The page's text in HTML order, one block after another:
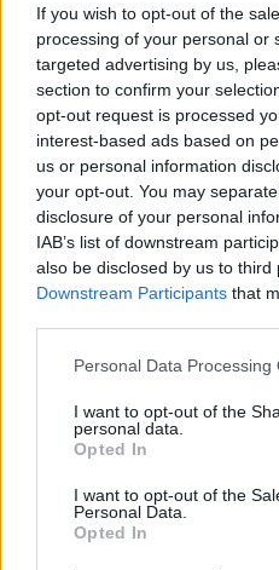
If you wish to opt-out of the
processing of your personal or
targeted advertising by us,
section to confirm your
opt-out request is processed
interest-based ads based on
us or personal information
your opt-out. You may
disclosure of your personal
IAB’s list of downstream
also be disclosed by us to third
Downstream Participants that
Personal Data Processing
I want to opt-out of the
personal data.
Opted In
I want to opt-out of the
Personal Data.
Opted In
munkanélküliség szintje
teljes foglalkoztatottság
Varga Mihály "Nemzeti
prioritásai közép- és
visszatekintéssel kezdte.
előtérbe az elmúlt években,
hogy a piacon elérhető 50
lesz betöltve. Mindezek
évvel ezelőtti helyzethez
KEDVES OLVASÓNK!
tartozik, melynek olvasása
regisztrációhoz kötött.
Az előfizetés a
Portfolio.hu teljes